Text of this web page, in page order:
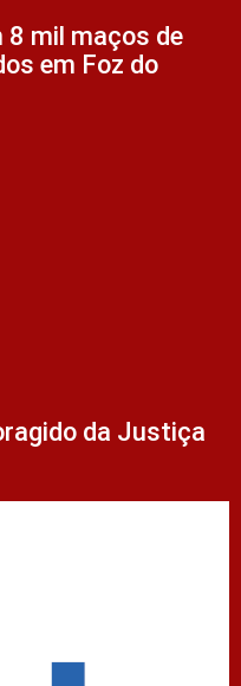
8 mil maços de
em Foz do
da Justiça